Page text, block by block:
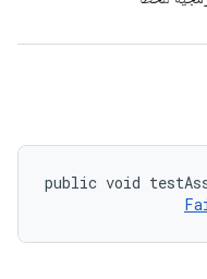
public void